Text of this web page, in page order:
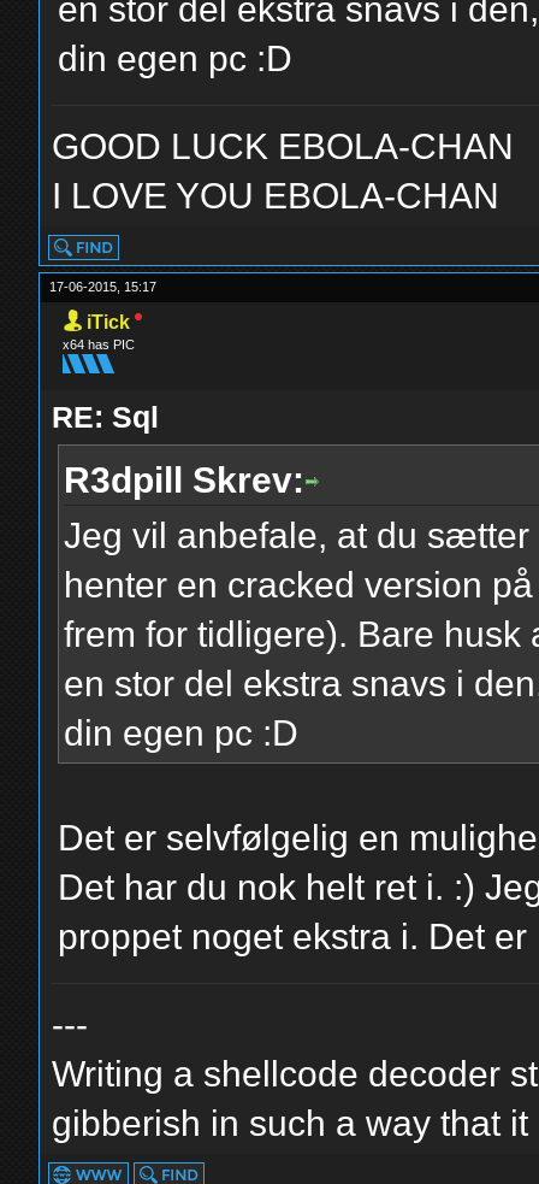
en stor del ekstra snavs i
din egen pc :D
GOOD LUCK EBOLA-CHAN
I LOVE YOU EBOLA-CHAN
17-06-2015, 15:17
iTick
x64 has PIC
RE: Sql
R3dpill Skrev:
Jeg vil anbefale, at du
henter en cracked version
frem for tidligere). Bare
en stor del ekstra snavs i
din egen pc :D
Det er selvfølgelig en
Det har du nok helt ret i. :)
proppet noget ekstra i. Det
---
Writing a shellcode decoder
gibberish in such a way that